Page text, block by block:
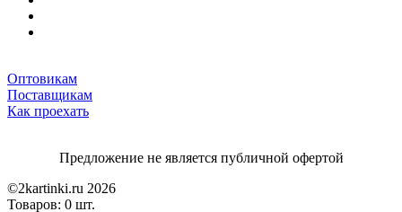
Оптовикам
Поставщикам
Как проехать
Предложение не является публичной офертой
©2kartinki.ru 2026
Товаров: 0 шт.